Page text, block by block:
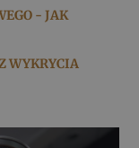
- JAK
WYKRYCIA